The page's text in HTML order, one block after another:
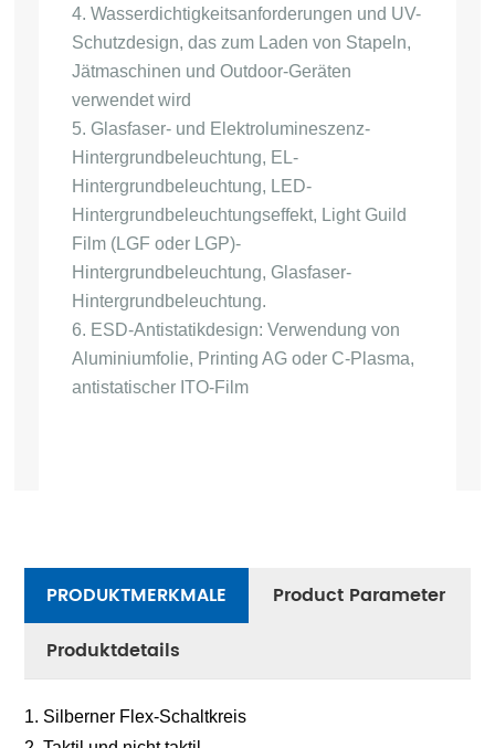
4. Wasserdichtigkeitsanforderungen und UV-
Schutzdesign, das zum Laden von Stapeln,
Jätmaschinen und Outdoor-Geräten
verwendet wird
5. Glasfaser- und Elektrolumineszenz-
Hintergrundbeleuchtung, EL-
Hintergrundbeleuchtung, LED-
Hintergrundbeleuchtungseffekt, Light Guild
Film (LGF oder LGP)-
Hintergrundbeleuchtung, Glasfaser-
Hintergrundbeleuchtung.
6. ESD-Antistatikdesign: Verwendung von
Aluminiumfolie, Printing AG oder C-Plasma,
antistatischer ITO-Film
PRODUKTMERKMALE
Product Parameter
Produktdetails
1. Silberner Flex-Schaltkreis